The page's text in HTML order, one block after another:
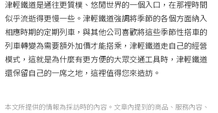
津輕鐵道是通往更質樸、悠閒世界的一個入口，在那裡時間
似乎流逝得更慢一些。津輕鐵道強調將季節的各個方面納入
相應時期的定期列車，與其他公司喜歡將這些季節性搭車的
列車轉變為需要額外加價才能搭乘，津輕鐵道走自己的經營
模式，這就是為什麼有更方便的大眾交通工具時，津輕鐵道
還保留自己的一席之地，這裡值得您來造訪。
本文所提供的情報為採訪時的內容。文章內提到的商品、服務內容、